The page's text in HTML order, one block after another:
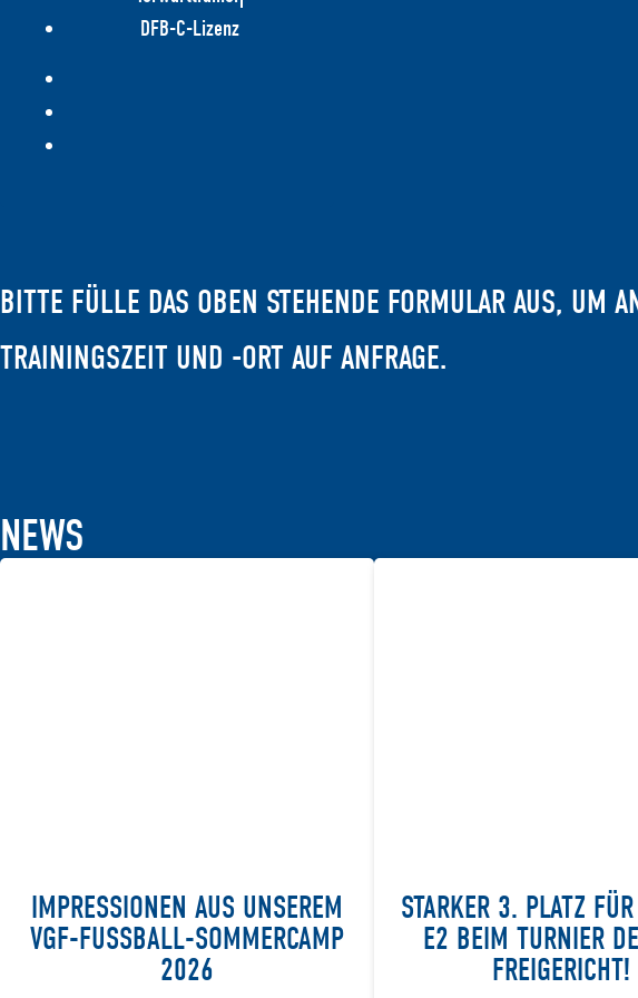
DFB-C-Lizenz
BITTE FÜLLE DAS OBEN STEHENDE FORMULAR AUS, UM
TRAININGSZEIT UND -ORT AUF ANFRAGE.
NEWS
IMPRESSIONEN AUS UNSEREM
VGF-FUSSBALL-SOMMERCAMP 2
026
STARKER 3. PLATZ
E2 BEIM TURNIER
FREIGERICHT!